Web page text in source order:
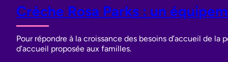
Crèche Rosa Parks : un
Pour répondre à la croissance des besoins d’accueil de
d’accueil proposée aux familles.